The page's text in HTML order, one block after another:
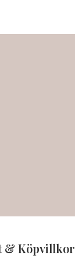
& Köpvillkor